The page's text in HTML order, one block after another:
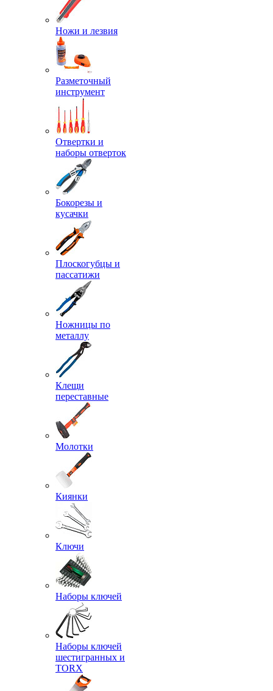
Ножи и лезвия
Разметочный
инструмент
Отвертки и
наборы отверток
Бокорезы и
кусачки
Плоскогубцы и
пассатижи
Ножницы по
металлу
Клещи
переставные
Молотки
Киянки
Ключи
Наборы ключей
Наборы ключей
шестигранных и
TORX